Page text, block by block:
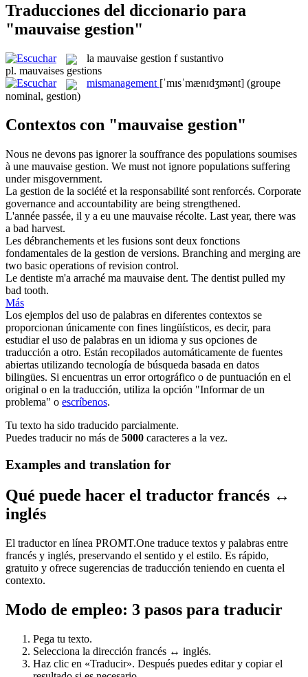
Traducciones del diccionario para
"mauvaise gestion"
la mauvaise gestion f sustantivo
pl. mauvaises gestions
mismanagement [ˈmɪsˈmænɪdʒmənt] (groupe
nominal, gestion)
Contextos con "mauvaise gestion"
Nous ne devons pas ignorer la souffrance des populations soumises
à une mauvaise gestion. We must not ignore populations suffering
under misgovernment.
La gestion de la société et la responsabilité sont renforcés. Corporate
governance and accountability are being strengthened.
L'année passée, il y a eu une mauvaise récolte. Last year, there was
a bad harvest.
Les débranchements et les fusions sont deux fonctions
fondamentales de la gestion de versions. Branching and merging are
two basic operations of revision control.
Le dentiste m'a arraché ma mauvaise dent. The dentist pulled my
bad tooth.
Más
Los ejemplos del uso de palabras en diferentes contextos se
proporcionan únicamente con fines lingüísticos, es decir, para
estudiar el uso de palabras en un idioma y sus opciones de
traducción a otro. Están recopilados automáticamente de fuentes
abiertas utilizando tecnología de búsqueda basada en datos
bilingües. Si encuentras un error ortográfico o de puntuación en el
original o en la traducción, utiliza la opción "Informar de un
problema" o escríbenos.
Tu texto ha sido traducido parcialmente.
Puedes traducir no más de 5000 caracteres a la vez.
Examples and translation for
Qué puede hacer el traductor francés ↔
inglés
El traductor en línea PROMT.One traduce textos y palabras entre
francés y inglés, preservando el sentido y el estilo. Es rápido,
gratuito y ofrece sugerencias de traducción teniendo en cuenta el
contexto.
Modo de empleo: 3 pasos para traducir
Pega tu texto.
Selecciona la dirección francés ↔ inglés.
Haz clic en «Traducir». Después puedes editar y copiar el